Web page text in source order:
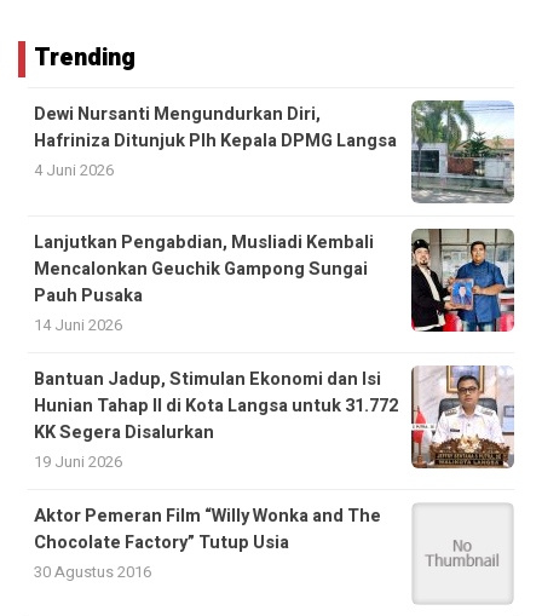
Trending
Dewi Nursanti Mengundurkan Diri,
Hafriniza Ditunjuk Plh Kepala DPMG Langsa
4 Juni 2026
Lanjutkan Pengabdian, Musliadi Kembali
Mencalonkan Geuchik Gampong Sungai
Pauh Pusaka
14 Juni 2026
Bantuan Jadup, Stimulan Ekonomi dan Isi
Hunian Tahap II di Kota Langsa untuk 31.772
KK Segera Disalurkan
19 Juni 2026
Aktor Pemeran Film “Willy Wonka and The
Chocolate Factory” Tutup Usia
30 Agustus 2016